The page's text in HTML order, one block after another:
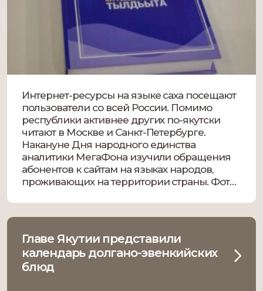
Интернет-ресурсы на языке саха посещают
пользователи со всей России. Помимо
республики активнее других по-якутски
читают в Москве и Санкт-Петербурге.
Накануне Дня народного единства
аналитики МегаФона изучили обращения
абонентов к сайтам на языках народов,
проживающих на территории страны. Фото:
показывают: с начала 2024 года, трафик к
порталам на якутском языке вырос […]
Главе Якутии представили
календарь долгано-эвенкийских
блюд